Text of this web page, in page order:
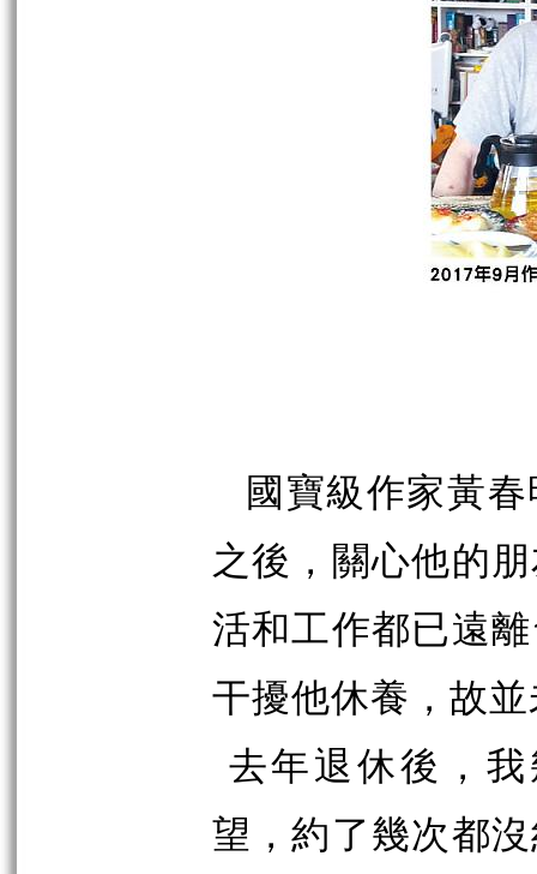
國寶級作家黃
之後，關心他的
活和工作都已遠
干擾他休養，故
去年退休後，
望，約了幾次都